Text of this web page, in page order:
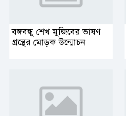
বঙ্গবন্ধু শেখ মুজিবের ভাষণ
গ্রন্থের মোড়ক উন্মোচন